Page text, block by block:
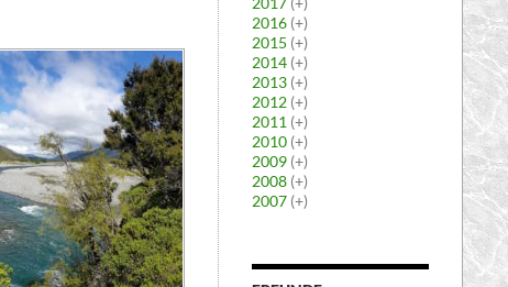
2016 (+)
2015 (+)
2014 (+)
2013 (+)
2012 (+)
2011 (+)
2010 (+)
2009 (+)
2008 (+)
2007 (+)